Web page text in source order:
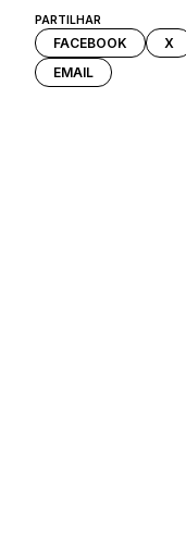
PARTILHAR
FACEBOOK X
EMAIL